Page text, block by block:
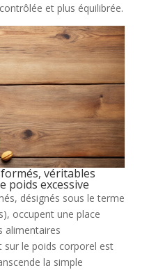
et plus équilibrée.
véritables
poids excessive
désignés sous le terme
occupent une place
alimentaires
sur le poids corporel est
la simple